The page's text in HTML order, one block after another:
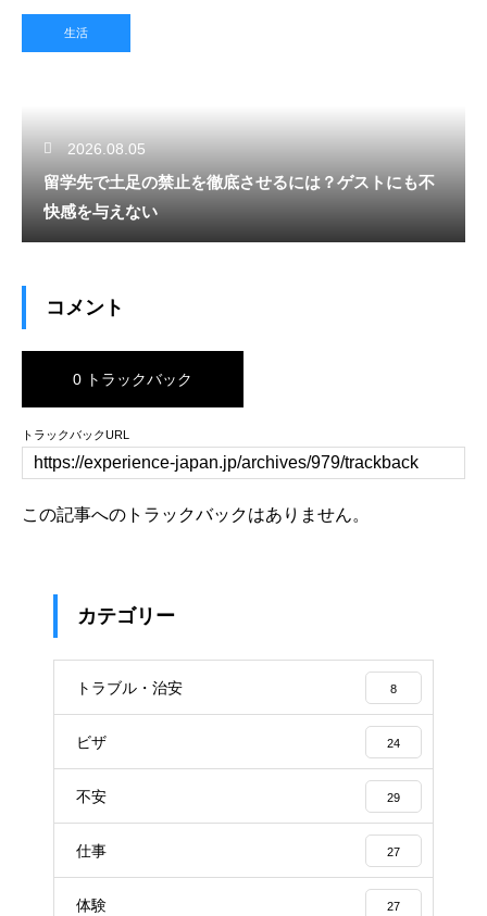
生活
2026.08.05
留学先で土足の禁止を徹底させるには？ゲストにも不
快感を与えない
コメント
0 トラックバック
トラックバックURL
この記事へのトラックバックはありません。
カテゴリー
トラブル・治安 8
ビザ 24
不安 29
仕事 27
体験 27